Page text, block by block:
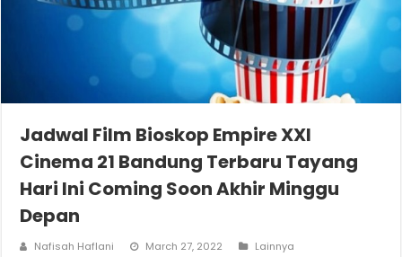
Jadwal Film Bioskop Empire XXI
Cinema 21 Bandung Terbaru Tayang
Hari Ini Coming Soon Akhir Minggu
Depan
Nafisah Haflani March 27, 2022 Lainnya